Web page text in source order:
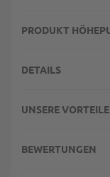
PRODUKT
DETAILS
UNSERE VORTEILE
BEWERTUNGEN